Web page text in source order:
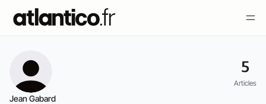
5
Articles
Jean Gabard